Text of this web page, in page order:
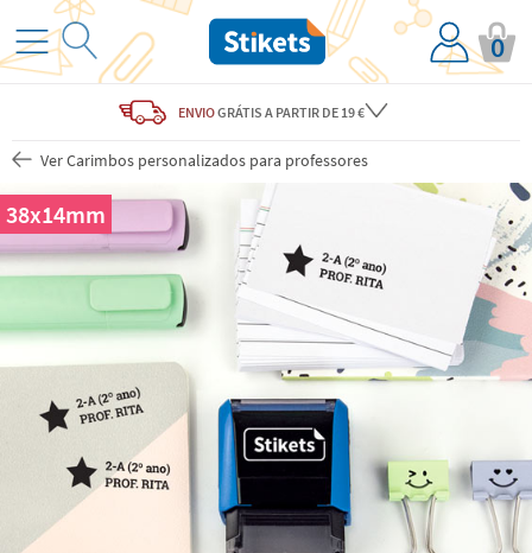
0
ENVIOGRÁTIS A PARTIR DE 19 €
Ver Carimbos personalizados para professores
38x14mm